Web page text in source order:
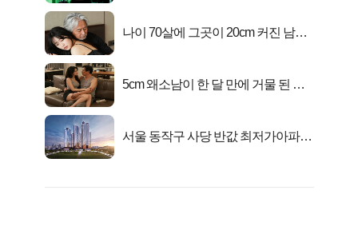
나이 70살에 그곳이 20cm 커진 남자..
5cm 왜소남이 한 달 만에 거물 된 사
서울 동작구 사당 반값 최저가아파트